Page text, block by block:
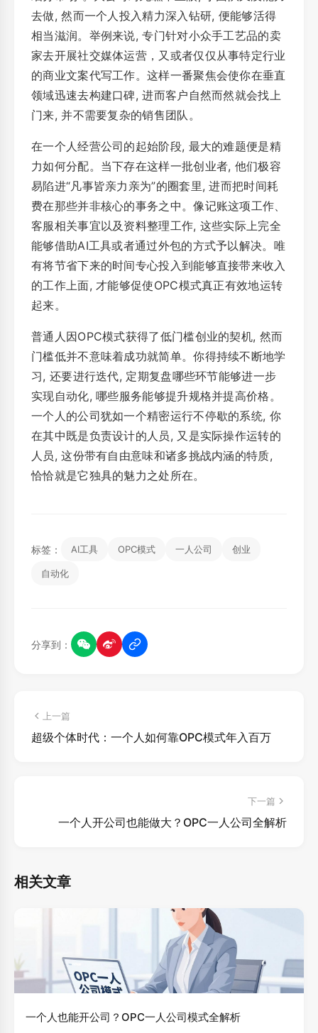
去做, 然而一个人投入精力深入钻研, 便能够活得
相当滋润。举例来说, 专门针对小众手工艺品的卖
家去开展社交媒体运营，又或者仅仅从事特定行业
的商业文案代写工作。这样一番聚焦会使你在垂直
领域迅速去构建口碑, 进而客户自然而然就会找上
门来, 并不需要复杂的销售团队。
在一个人经营公司的起始阶段, 最大的难题便是精
力如何分配。当下存在这样一批创业者, 他们极容
易陷进“凡事皆亲力亲为”的圈套里, 进而把时间耗
费在那些并非核心的事务之中。像记账这项工作、
客服相关事宜以及资料整理工作, 这些实际上完全
能够借助AI工具或者通过外包的方式予以解决。唯
有将节省下来的时间专心投入到能够直接带来收入
的工作上面, 才能够促使OPC模式真正有效地运转
起来。
普通人因OPC模式获得了低门槛创业的契机, 然而
门槛低并不意味着成功就简单。你得持续不断地学
习, 还要进行迭代, 定期复盘哪些环节能够进一步
实现自动化, 哪些服务能够提升规格并提高价格。
一个人的公司犹如一个精密运行不停歇的系统, 你
在其中既是负责设计的人员, 又是实际操作运转的
人员, 这份带有自由意味和诸多挑战内涵的特质,
恰恰就是它独具的魅力之处所在。
标签： AI工具 OPC模式 一人公司 创业
自动化
分享到：
上一篇
超级个体时代：一个人如何靠OPC模式年入百万
下一篇
一个人开公司也能做大？OPC一人公司全解析
相关文章
一个人也能开公司？OPC一人公司模式全解析